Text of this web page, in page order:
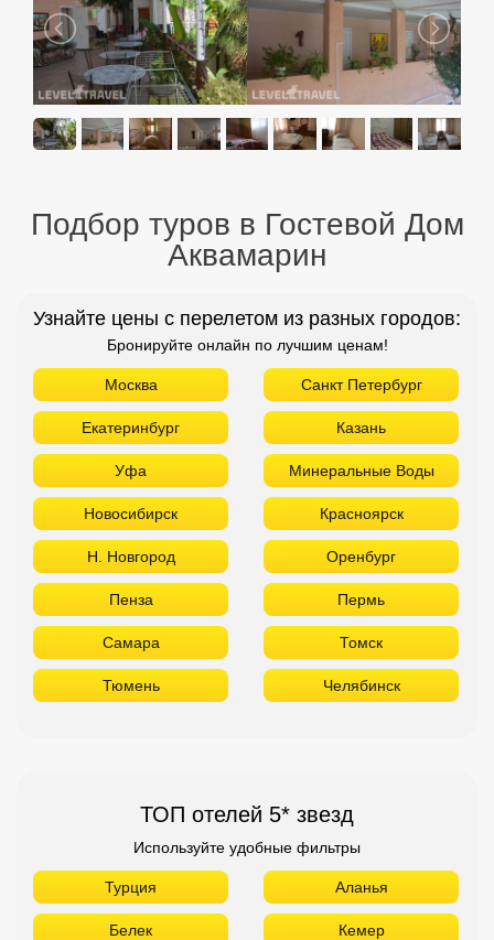
Подбор туров в Гостевой Дом
Аквамарин
Узнайте цены с перелетом из разных городов:
Бронируйте онлайн по лучшим ценам!
Москва Санкт Петербург
Екатеринбург Казань
Уфа Минеральные Воды
Новосибирск Красноярск
Н. Новгород Оренбург
Пенза Пермь
Самара Томск
Тюмень Челябинск
ТОП отелей 5* звезд
Используйте удобные фильтры
Турция Аланья
Белек Кемер